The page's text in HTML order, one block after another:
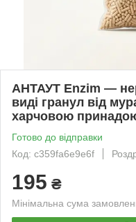
АНТАУТ Enzim —
виді гранул від
харчовою
Готово до відправки
Код: c359fa6e9e6f
195 ₴
Мінімальна сума